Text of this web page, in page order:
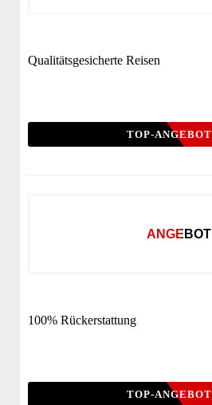
Qualitätsgesicherte Reisen
TOP-ANGEBOT
ANGEBOT
100% Rückerstattung
TOP-ANGEBOT